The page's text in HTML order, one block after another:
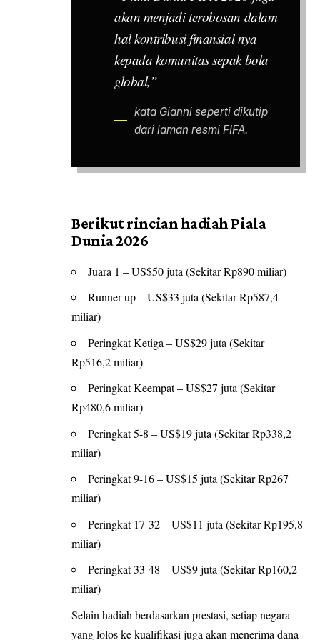
akan menjadi terobosan dalam
hal kontribusi finansial nya
kepada komunitas sepak bola
global,”
kata Gianni seperti dikutip
dari laman resmi FIFA.
Berikut rincian hadiah Piala
Dunia 2026
Juara 1 – US$50 juta (Sekitar Rp890 miliar)
Runner-up – US$33 juta (Sekitar Rp587,4
miliar)
Peringkat Ketiga – US$29 juta (Sekitar
Rp516,2 miliar)
Peringkat Keempat – US$27 juta (Sekitar
Rp480,6 miliar)
Peringkat 5-8 – US$19 juta (Sekitar Rp338,2
miliar)
Peringkat 9-16 – US$15 juta (Sekitar Rp267
miliar)
Peringkat 17-32 – US$11 juta (Sekitar Rp195,8
miliar)
Peringkat 33-48 – US$9 juta (Sekitar Rp160,2
miliar)
Selain hadiah berdasarkan prestasi, setiap negara
yang lolos ke kualifikasi juga akan menerima dana